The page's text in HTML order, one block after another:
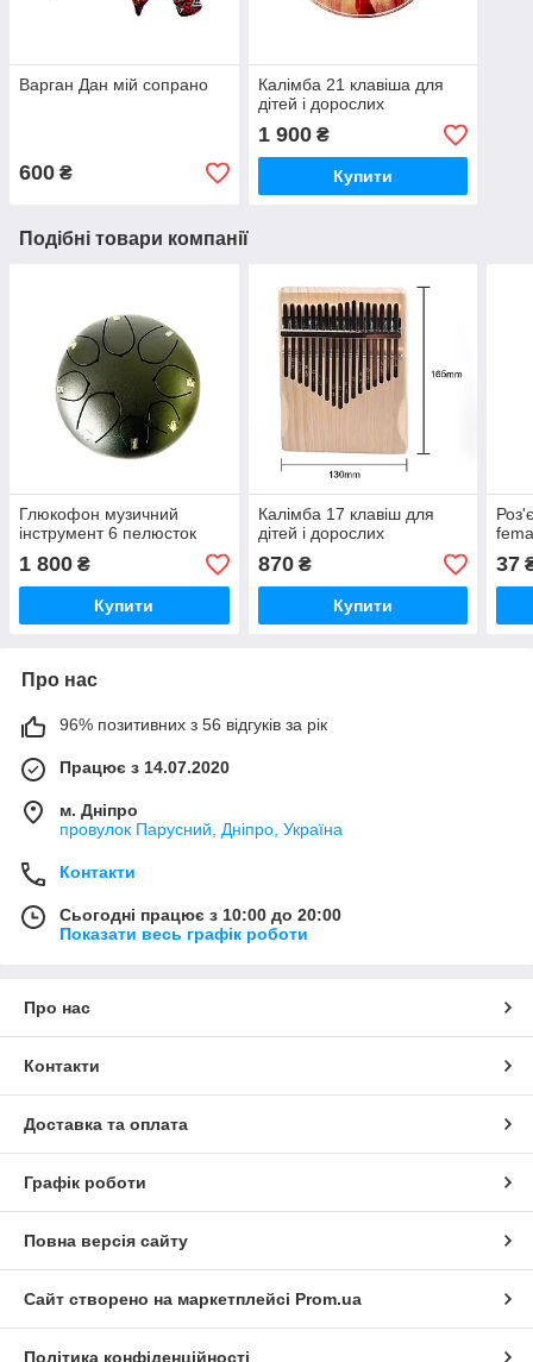
Варган Дан мій сопрано
600 ₴
Калімба 21 клавіша для
дітей і дорослих
1 900₴
Купити
Подібні товари компанії
Глюкофон музичний
інструмент 6 пелюсток
1 800 ₴
Купити
Калімба 17 клавіш для
дітей і дорослих
870₴
Купити
37
Про нас
96% позитивних з 56 відгуків за рік
Працює з 14.07.2020
м. Дніпро
провулок Парусний, Дніпро, Україна
Контакти
Сьогодні працює з 10:00 до 20:00
Показати весь графік роботи
Про нас
Контакти
Доставка та оплата
Графік роботи
Повна версія сайту
Сайт створено на маркетплейсі Prom.ua
Політика конфіденційності